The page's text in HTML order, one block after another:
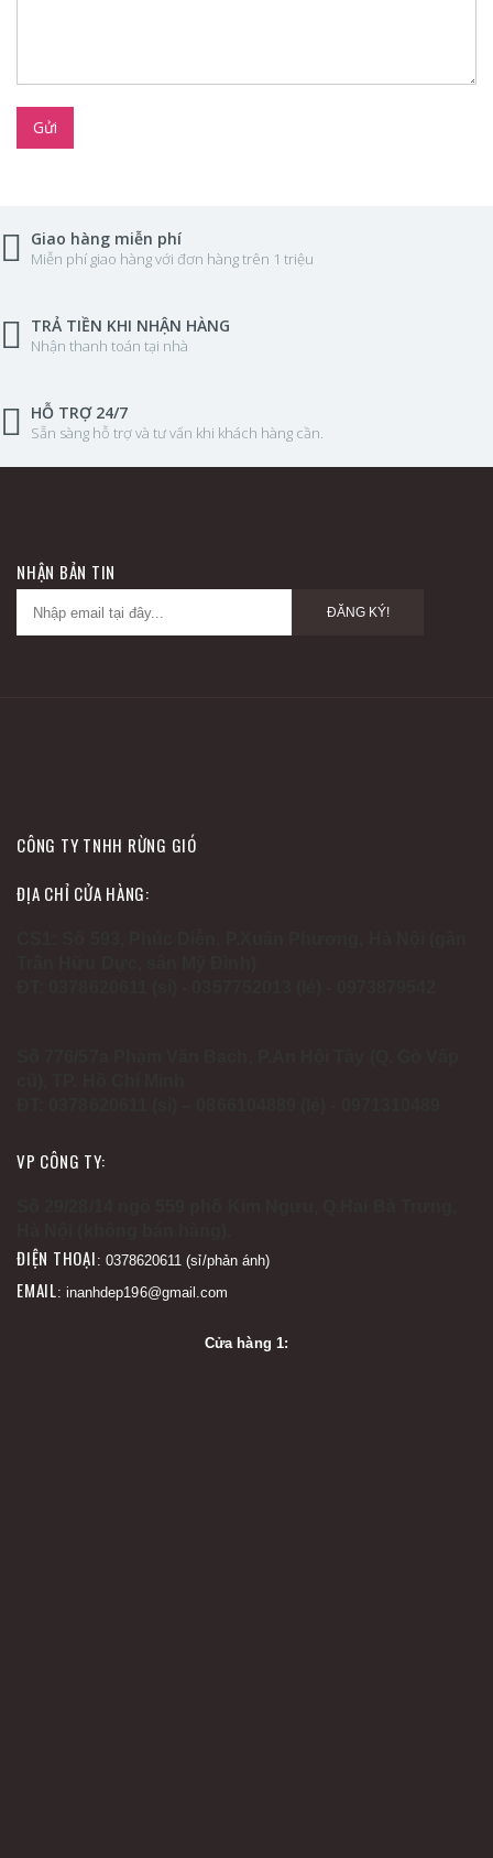
Gửi
Giao hàng miễn phí
Miễn phí giao hàng với đơn hàng trên 1 triệu
TRẢ TIỀN KHI NHẬN HÀNG
Nhận thanh toán tại nhà
HỖ TRỢ 24/7
Sẵn sàng hỗ trợ và tư vấn khi khách hàng cần.
NHẬN BẢN TIN
ĐĂNG KÝ!
CÔNG TY TNHH RỪNG GIÓ
ĐỊA CHỈ CỬA HÀNG:
VP CÔNG TY:
ĐIỆN THOẠI : 0378620611 (sỉ/phản ánh)
EMAIL: inanhdep196@gmail.com
Cửa hàng 1: